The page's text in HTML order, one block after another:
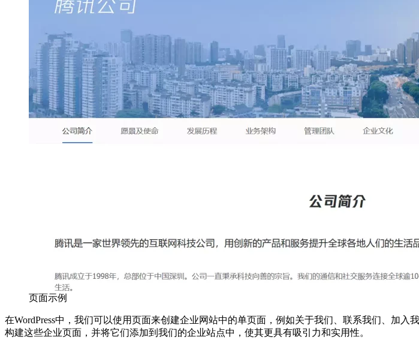
页面示例
在WordPress中，我们可以使用页面来创建企业网站中的单页面，例如关于我们、联系我们、加
构建这些企业页面，并将它们添加到我们的企业站点中，使其更具有吸引力和实用性。